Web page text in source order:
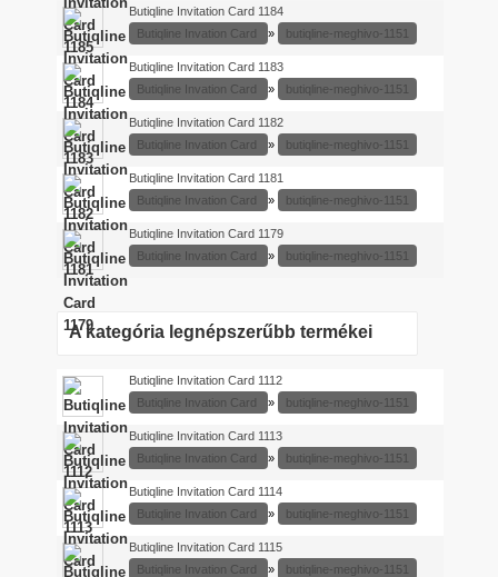
Butiqline Invitation Card 1184
Butiqline Invation Card
» butiqline-meghivo-1151
Butiqline Invitation Card 1183
Butiqline Invation Card
» butiqline-meghivo-1151
Butiqline Invitation Card 1182
Butiqline Invation Card
» butiqline-meghivo-1151
Butiqline Invitation Card 1181
Butiqline Invation Card
» butiqline-meghivo-1151
Butiqline Invitation Card 1179
Butiqline Invation Card
» butiqline-meghivo-1151
A kategória legnépszerűbb termékei
Butiqline Invitation Card 1112
Butiqline Invation Card
» butiqline-meghivo-1151
Butiqline Invitation Card 1113
Butiqline Invation Card
» butiqline-meghivo-1151
Butiqline Invitation Card 1114
Butiqline Invation Card
» butiqline-meghivo-1151
Butiqline Invitation Card 1115
Butiqline Invation Card
» butiqline-meghivo-1151